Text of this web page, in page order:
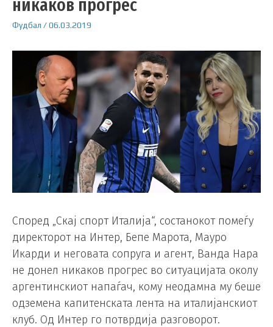
никаков прогрес
Фудбал /06.03.2019
Според „Скај спорт Италија“, состанокот помеѓу
директорот на Интер, Бепе Марота, Мауро
Икарди и неговата сопруга и агент, Ванда Нара
не донел никаков прогрес во ситуацијата околу
аргентинскиот напаѓач, кому неодамна му беше
одземена капитенската лента на италијанскиот
клуб. Од Интер го потврдија разговорот.